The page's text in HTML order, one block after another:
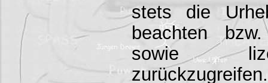
stets die
beachten
sowie
zurückzugreifen.